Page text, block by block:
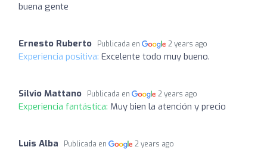
buena gente
Ernesto Ruberto Publicada en 2 years ago
Experiencia positiva: Excelente todo muy bueno.
Silvio Mattano Publicada en 2 years ago
Experiencia fantástica: Muy bien la atención y precio
Luis Alba Publicada en 2 years ago